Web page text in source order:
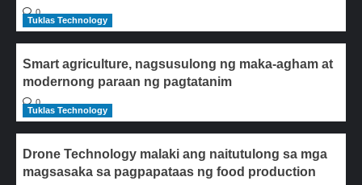
0
Tuklas Technology
Smart agriculture, nagsusulong ng maka-agham at
modernong paraan ng pagtatanim
0
Tuklas Technology
Drone Technology malaki ang naitutulong sa mga
magsasaka sa pagpapataas ng food production